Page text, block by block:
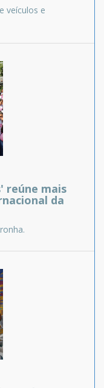
veículos e
reúne mais
da